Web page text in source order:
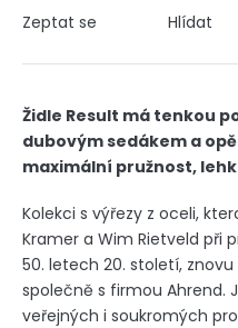
Židle Result má tenkou
dubovým sedákem a
maximální pružnost,
Kolekci s výřezy z oceli,
Kramer a Wim Rietveld při
50. letech 20. století,
společně s firmou Ahrend.
veřejných i soukromých
Zeptat se Hlídat